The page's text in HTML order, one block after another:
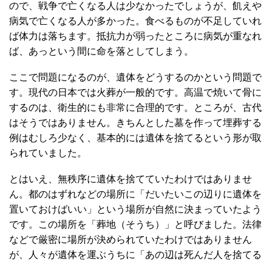
ので、戦争で亡くなる人は少なかったでしょうが、飢えや
病気で亡くなる人が多かった。食べるものが不足していれ
ば体力は落ちます。抵抗力が弱ったところに病気が重なれ
ば、あっという間に命を落としてしまう。
ここで問題になるのが、遺体をどうするのかという問題で
す。現代の日本では火葬が一般的です。高温で焼いて骨に
するのは、衛生的にも非常に合理的です。ところが、古代
はそうではありません。きちんとした墓を作って埋葬する
例はむしろ少なく、基本的には遺体を捨てるという形が取
られていました。
とはいえ、無秩序に遺体を捨てていたわけではありませ
ん。都のはずれなどの場所に「だいたいこの辺りに遺体を
置いておけばいい」という場所が自然に決まっていたよう
です。この場所を「葬地（そうち）」と呼びました。法律
などで厳密に場所が決められていたわけではありません
が、人々が遺体を運ぶうちに「あの辺は死んだ人を捨てる